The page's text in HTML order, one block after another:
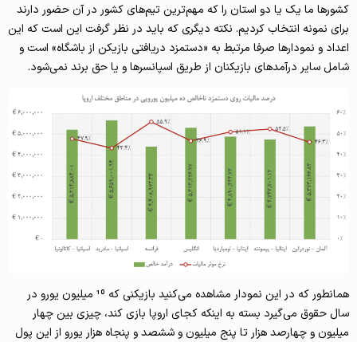
کشورها ما یک یا دو استان را که مهم‌ترین تیم‌های کشور در آن حضور دارند
برای نمونه انتخاب کردیم. نکته دیگری که باید در نظر گرفت این است که این
اعداد و نمودارها صرفا مرتبط به «دستمزد دریافتی بازیکن از باشگاه» است و
شامل سایر درآمدهای بازیکنان از طریق اسپانسرها و یا حق برند نمی‌شود.
همانطور که در این نمودار مشاهده می‌کنید بازیکنی که 10 میلیون یورو در
سال حقوق می‌گیرد بسته به اینکه کجای اروپا بازی کند، چیزی بین چهار
میلیون و چهارصد هزار تا پنج میلیون و ششصد و پنجاه هزار یورو از این پول